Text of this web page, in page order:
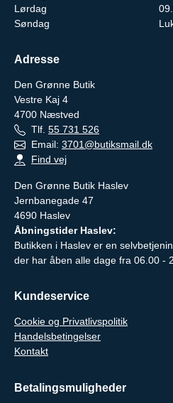
Lørdag
Søndag
Adresse
Den Grønne Butik
Vestre Kaj 4
4700 Næstved
Tlf. 55 731 526
Email: 3701@butiksmail.dk
Find vej
Den Grønne Butik Haslev
Jernbanegade 47
4690 Haslev
Åbningstider Haslev:
Butikken i Haslev er en
der har åben alle dage fra 06.00 -
Kundeservice
Cookie og Privatlivspolitik
Handelsbetingelser
Kontakt
Betalingsmuligheder